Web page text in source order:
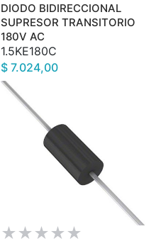
DIODO BIDIRECCIONAL
SUPRESOR TRANSITORIO
180V AC
1.5KE180C
$ 7.024,00